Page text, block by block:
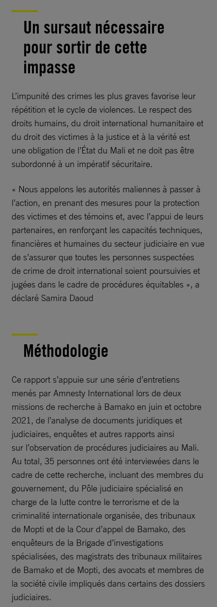
Un sursaut nécessaire
pour sortir de cette
impasse
L’impunité des crimes les plus graves favorise leur
répétition et le cycle de violences. Le respect des
droits humains, du droit international humanitaire et
du droit des victimes à la justice et à la vérité est
une obligation de l’État du Mali et ne doit pas être
subordonné à un impératif sécuritaire.
« Nous appelons les autorités maliennes à passer à
l’action, en prenant des mesures pour la protection
des victimes et des témoins et, avec l’appui de leurs
partenaires, en renforçant les capacités techniques,
financières et humaines du secteur judiciaire en vue
de s’assurer que toutes les personnes suspectées
de crime de droit international soient poursuivies et
jugées dans le cadre de procédures équitables », a
déclaré Samira Daoud
Méthodologie
Ce rapport s’appuie sur une série d’entretiens
menés par Amnesty International lors de deux
missions de recherche à Bamako en juin et octobre
2021, de l’analyse de documents juridiques et
judiciaires, enquêtes et autres rapports ainsi
sur l’observation de procédures judiciaires au Mali.
Au total, 35 personnes ont été interviewées dans le
cadre de cette recherche, incluant des membres du
gouvernement, du Pôle judiciaire spécialisé en
charge de la lutte contre le terrorisme et de la
criminalité internationale organisée, des tribunaux
de Mopti et de la Cour d’appel de Bamako, des
enquêteurs de la Brigade d’investigations
spécialisées, des magistrats des tribunaux militaires
de Bamako et de Mopti, des avocats et membres de
la société civile impliqués dans certains des dossiers
judiciaires.